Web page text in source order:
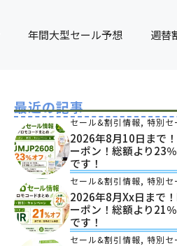
年間大型セール予想 週替
最近の記事
セール&割引情報, 特別セ
2026年8月10日まで
ーポン！総額より23
です！
セール&割引情報, 特別セ
2026年8月xx日まで
ーポン！総額より21
です！
セール&割引情報, 特別セ